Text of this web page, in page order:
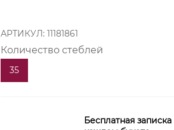
АРТИКУЛ: 11181861
Количество стеблей
35
Бесплатная записка